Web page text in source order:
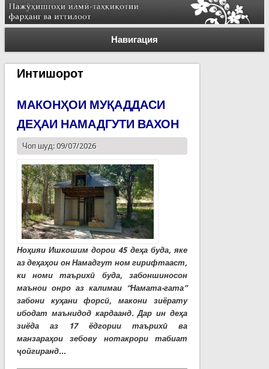
Навигация
Интишорот
МАКОНҲОИ МУҚАДДАСИ
ДЕҲАИ НАМАДГУТИ ВАХОН
Чоп шуд: 09/07/2026
Ноҳияи Ишкошим дорои 45 деҳа буда, яке
аз деҳаҳои он Намадгут ном гирифтааст,
ки номи таърихӣ буда, забоншиносон
маънои онро аз калимаи “Намата-гата”
забони куҳани форсӣ, макони зиёрату
ибодат маънидод кардаанд. Дар ин деҳа
зиёда аз 17 ёдгории таърихӣ ва
манзараҳои зебову нотакрори табиат
ҷойгиранд...